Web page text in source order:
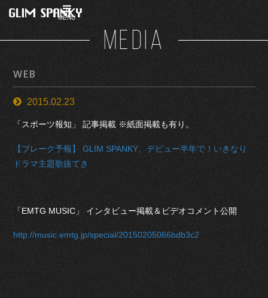
MENU
MEDIA
WEB
2015.02.23
「スポーツ報知」 記事掲載 ※紙面掲載も有り。
【ブレーク予報】 GLIM SPANKY、デビュー半年で！いきなり
ドラマ主題歌抜てき
「EMTG MUSIC」 インタビュー掲載＆ビデオコメント公開
http://music.emtg.jp/special/20150205066bdb3c2